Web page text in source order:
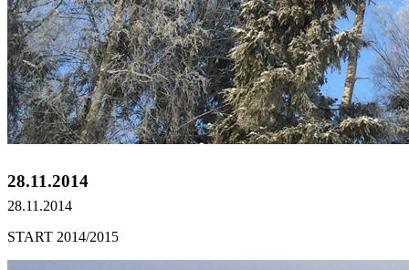
28.11.2014
28.11.2014
START 2014/2015